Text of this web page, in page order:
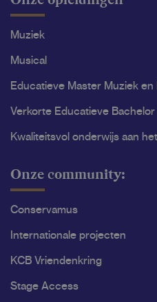
Muziek
Musical
Educatieve Master Muziek
Verkorte Educatieve Bachelor
Kwaliteitsvol onderwijs aan
Onze community:
Conservamus
Internationale projecten
KCB Vriendenkring
Stage Access